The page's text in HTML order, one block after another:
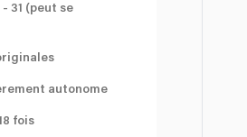
- 31 (peut se
autonome
fois